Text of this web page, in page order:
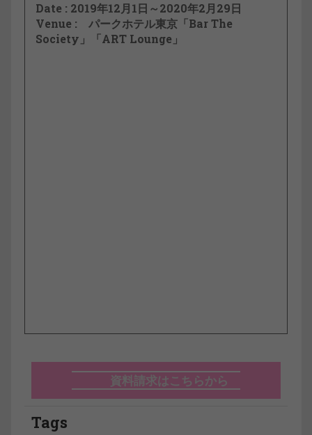
Date : 2019年12月1日～2020年2月29日
Venue : パークホテル東京「Bar The
Society」「ART Lounge」
資料請求はこちらから
Tags